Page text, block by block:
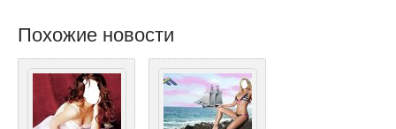
Похожие новости